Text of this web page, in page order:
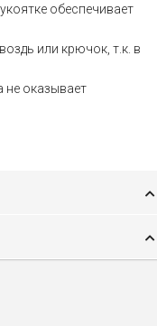
обеспечивает
или крючок, т.к. в
не оказывает